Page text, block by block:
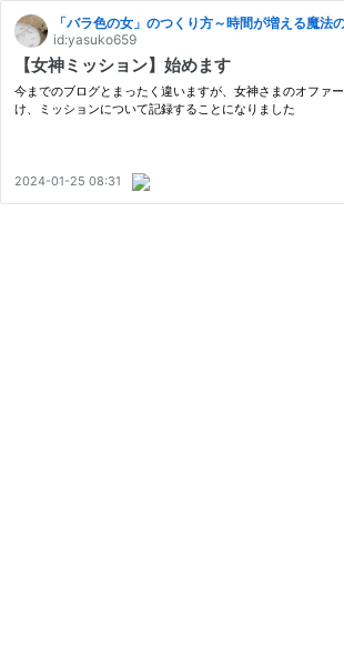
id:yasuko659
【女神ミッション】始めます
今までのブログとまったく違いますが、女神さまのオファ
け、ミッションについて記録することになりました
2024-01-25 08:31